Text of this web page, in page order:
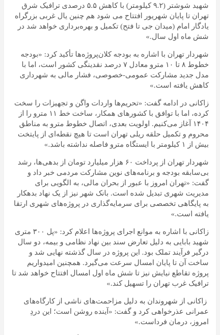
شهید شوشتر (۹.۲ کیلومتر) با کاهش ۵.۵ درصدی ترافیک شرق
تهران تا پایان شهریور افتتاح می شود هم چنین یال غربی بزرگراه
یادگار امام (میدان جی تا فتح) تکمیل و بهره‌برداری خواهد شد در
شش ماه اول سال.»
شهردار تهران با اشاره به بودجه کلان‌پروژه‌ها تأکید کرد: «بودجه
خطوط ۸ تا ۱۰ مترو معادل ۷ درصد نقدینگی کشور است، اما با
مدل جدید مشارکت عمومی-خصوصی، فشار مالی به شهرداری
کاهش یافته است.»
زاکانی در ادامه گفت: «تحریم‌ها واردات واگن و تجهیزات را سخت
کرده، اما با توافق با کشورهای همکار، ساخت خط ۱۱ مترو را از
۱۴۰۴ آغاز می‌کنیم. اولویت بعدی، اتصال خطوط مترو به مناطق
محروم و تکمیل حلقه ریلی تهران است تا هیچ نقطه‌ای از پایتخت
بیش از ۱ کیلومتر با ایستگاه مترو فاصله نداشته باشد.»
شهردار تهران از پرداخت ۶۰ هزار میلیارد تومان از بدهی‌ها، رشد
بی‌سابقه بودجه و برنامه‌های نوین مشارکت مردمی خبر داد و
گفت: «تهران امروز با عبور از بحران مالی، به الگویی برای
مدیریت شهری تبدیل شده است. بانک شهر نیز از یک نهاد بدهکار
به پایگاهی تخصصی برای سرمایه‌گذاری در پروژه‌های شهری ارتقا
یافته است.»
زاکانی با اشاره به موانع اجرای پروژه‌ها اعلام کرد: «پل ۳۰۰ متری
شهید بابایی به دلیل تعارض سند بین نهاد نظامی و بیمه، دو سال
درگیر فرآیند تملک بود. این پروژه در سال گذشته نهایی شد و
ساخت آن تا پایان امسال سرعت می‌گیرد. همچنین امیدواریم
پروژه تقاطع نیایش نیز تا شش ماه اول امسال افتتاح خواهد شد تا
ترافیک غرب تهران را تسهیل کند.»
زاکانی از شهروندان به دلیل مزاحمت‌های ناشی از کارگاه‌های
عمرانی عذرخواهی کرد و گفت: «آینده روشن است؛ این دردِ
امروز، درمان فرداست.»